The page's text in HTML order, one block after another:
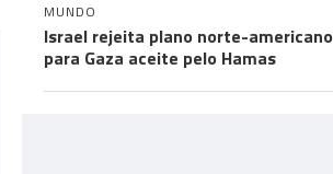
MUNDO
Israel rejeita plano norte-americano
para Gaza aceite pelo Hamas